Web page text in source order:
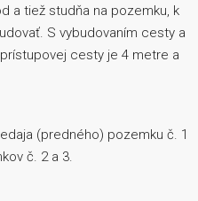
a tiež studňa na pozemku, k
S vybudovaním cesty a
cesty je 4 metre a
(predného) pozemku č. 1
č. 2 a 3.